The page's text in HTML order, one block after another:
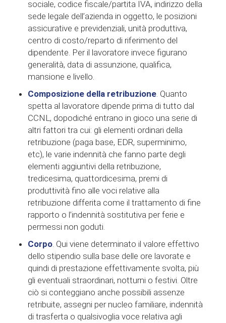
sociale, codice fiscale/partita IVA, indirizzo della
sede legale dell’azienda in oggetto, le posizioni
assicurative e previdenziali, unità produttiva,
centro di costo/reparto di riferimento del
dipendente. Per il lavoratore invece figurano
generalità, data di assunzione, qualifica,
mansione e livello.
Composizione della retribuzione. Quanto
spetta al lavoratore dipende prima di tutto dal
CCNL, dopodiché entrano in gioco una serie di
altri fattori tra cui: gli elementi ordinari della
retribuzione (paga base, EDR, superminimo,
etc), le varie indennità che fanno parte degli
elementi aggiuntivi della retribuzione,
tredicesima, quattordicesima, premi di
produttività fino alle voci relative alla
retribuzione differita come il trattamento di fine
rapporto o l’indennità sostitutiva per ferie e
permessi non goduti.
Corpo. Qui viene determinato il valore effettivo
dello stipendio sulla base delle ore lavorate e
quindi di prestazione effettivamente svolta, più
gli eventuali straordinari, notturni o festivi. Oltre
ciò si conteggiano anche possibili assenze
retribuite, assegni per nucleo familiare, indennità
di trasferta o qualsivoglia voce relativa agli